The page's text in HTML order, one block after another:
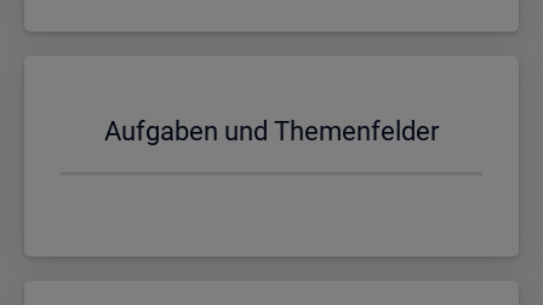
Auf­ga­ben und The­men­fel­der